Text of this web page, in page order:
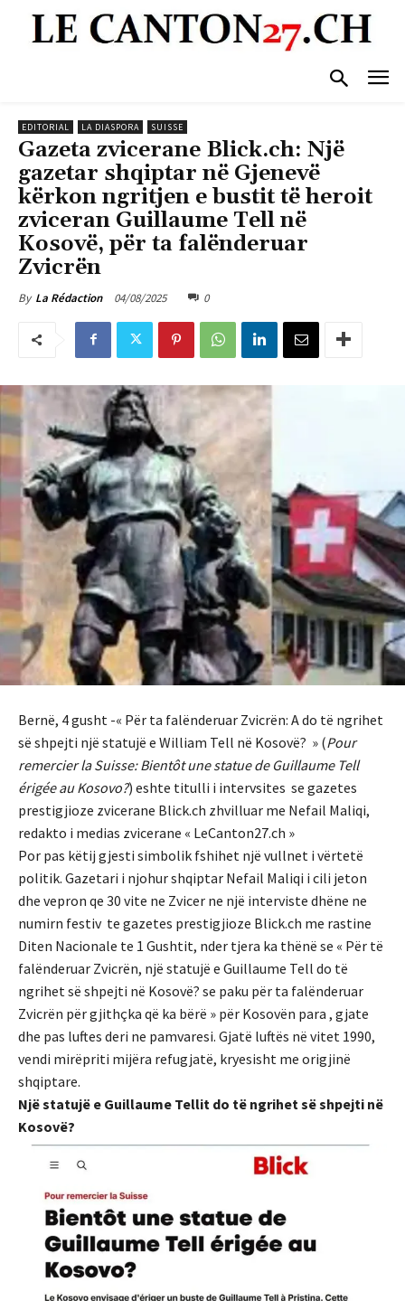
EDITORIAL LA DIASPORA SUISSE
Gazeta zvicerane Blick.ch: Një
gazetar shqiptar në Gjenevë
kërkon ngritjen e bustit të heroit
zviceran Guillaume Tell në
Kosovë, për ta falënderuar
Zvicrën
By La Rédaction 04/08/2025 0
Bernë, 4 gusht -« Për ta falënderuar Zvicrën: A do të ngrihet
së shpejti një statujë e William Tell në Kosovë? » (Pour
remercier la Suisse: Bientôt une statue de Guillaume Tell
érigée au Kosovo?) eshte titulli i intervsites se gazetes
prestigjioze zvicerane Blick.ch zhvilluar me Nefail Maliqi,
redakto i medias zvicerane « LeCanton27.ch »
Por pas këtij gjesti simbolik fshihet një vullnet i vërtetë
politik. Gazetari i njohur shqiptar Nefail Maliqi i cili jeton
dhe vepron qe 30 vite ne Zvicer ne një interviste dhëne ne
numirn festiv te gazetes prestigjioze Blick.ch me rastine
Diten Nacionale te 1 Gushtit, nder tjera ka thënë se « Për të
falënderuar Zvicrën, një statujë e Guillaume Tell do të
ngrihet së shpejti në Kosovë? se paku për ta falënderuar
Zvicrën për gjithçka që ka bërë » për Kosovën para , gjate
dhe pas luftes deri ne pamvaresi. Gjatë luftës në vitet 1990,
vendi mirëpriti mijëra refugjatë, kryesisht me origjinë
shqiptare.
Një statujë e Guillaume Tellit do të ngrihet së shpejti në
Kosovë?